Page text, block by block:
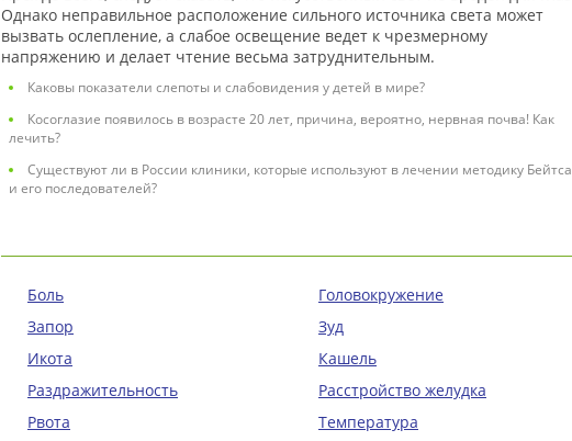
Однако не­правильное расположение сильного источника света может
вызвать ослепление, а слабое освещение ведет к чрезмерному
напряжению и делает чтение весьма затруд­нительным.
Каковы показатели слепоты и слабовидения у детей в мире?
Косоглазие появилось в возрасте 20 лет, причина, вероятно, нервная почва! Как
лечить?
Существуют ли в России клиники, которые используют в лечении методику Бейтса
и его последователей?
Боль
Головокружение
Запор
Зуд
Икота
Кашель
Раздражительность
Расстройство желудка
Рвота
Температура